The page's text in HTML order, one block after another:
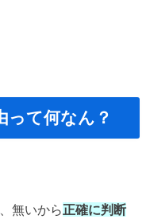
って何なん？
無いから正確に判断